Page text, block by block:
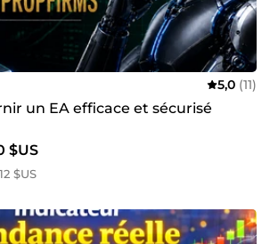
5,0 (11)
un EA efficace et sécurisé
$US
$US